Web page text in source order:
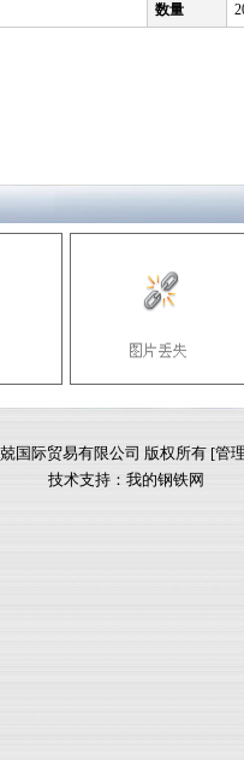
数量
国际贸易有限公司 版权所有 [管
技术支持： 我的钢铁网